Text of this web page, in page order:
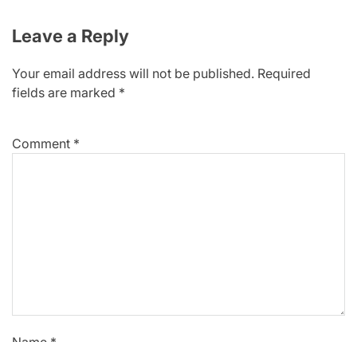
Leave a Reply
Your email address will not be published. Required
fields are marked *
Comment *